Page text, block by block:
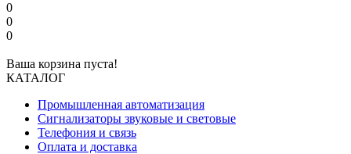
0
0
0
Ваша корзина пуста!
КАТАЛОГ
Промышленная автоматизация
Сигнализаторы звуковые и световые
Телефония и связь
Оплата и доставка